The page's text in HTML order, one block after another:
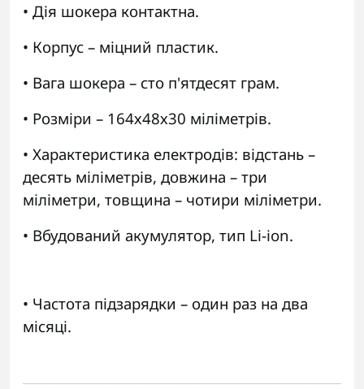
• Дія шокера контактна.
• Корпус – міцний пластик.
• Вага шокера – сто п'ятдесят грам.
• Розміри – 164х48х30 міліметрів.
• Характеристика електродів: відстань –
десять міліметрів, довжина – три
міліметри, товщина – чотири міліметри.
• Вбудований акумулятор, тип Li-ion.
• Частота підзарядки – один раз на два
місяці.